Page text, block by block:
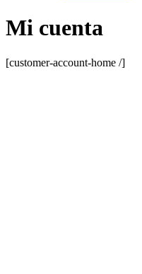
Mi cuenta
[customer-account-home /]